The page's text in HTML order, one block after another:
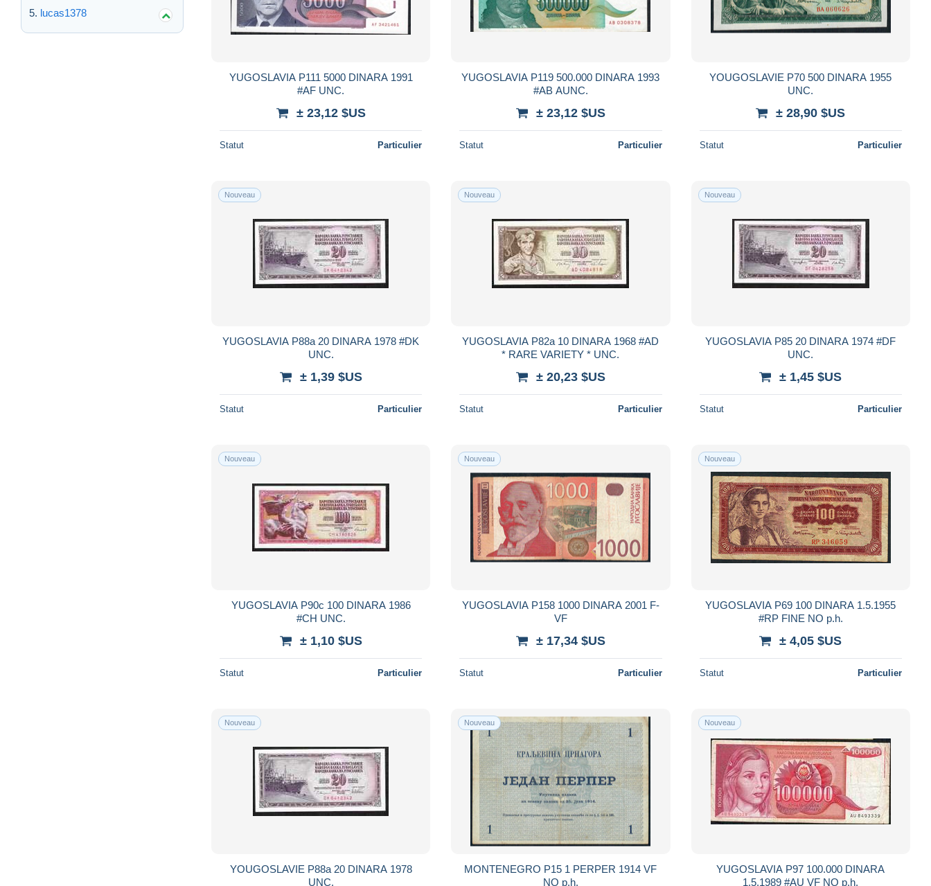
lucas1378
YUGOSLAVIA P111 5000 DINARA 1991
#AF UNC.
± 23,12 $US
Statut Particulier
YUGOSLAVIA P119 500.000 DINARA 1993
#AB AUNC.
± 23,12 $US
Statut Particulier
YOUGOSLAVIE P70 500 DINARA 1955
UNC.
± 28,90 $US
Statut Particulier
Nouveau
YUGOSLAVIA P88a 20 DINARA 1978 #DK
UNC.
± 1,39 $US
Statut Particulier
Nouveau
YUGOSLAVIA P82a 10 DINARA 1968 #AD
* RARE VARIETY * UNC.
± 20,23 $US
Statut Particulier
Nouveau
YUGOSLAVIA P85 20 DINARA 1974 #DF
UNC.
± 1,45 $US
Statut Particulier
Nouveau
YUGOSLAVIA P90c 100 DINARA 1986
#CH UNC.
± 1,10 $US
Statut Particulier
Nouveau
YUGOSLAVIA P158 1000 DINARA 2001 F-
VF
± 17,34 $US
Statut Particulier
Nouveau
YUGOSLAVIA P69 100 DINARA 1.5.1955
#RP FINE NO p.h.
± 4,05 $US
Statut Particulier
Nouveau
YOUGOSLAVIE P88a 20 DINARA 1978
UNC.
Nouveau
MONTENEGRO P15 1 PERPER 1914 VF
NO p.h.
Nouveau
YUGOSLAVIA P97 100.000 DINARA
1.5.1989 #AU VF NO p.h.